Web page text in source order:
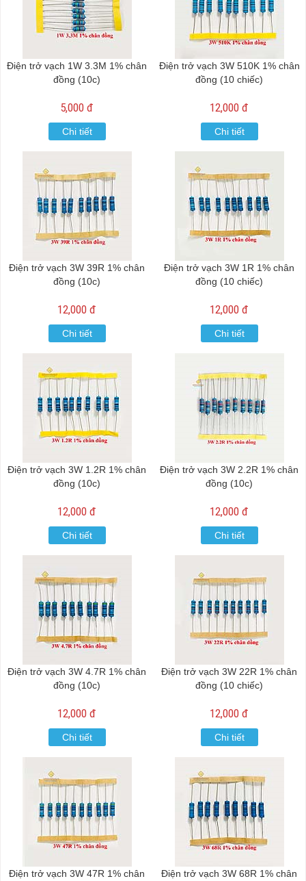
Điện trở vạch 1W 3.3M 1% chân
đồng (10c)
5,000 đ
Chi tiết
Điện trở vạch 3W 510K 1% chân
đồng (10 chiếc)
12,000 đ
Chi tiết
Điện trở vạch 3W 39R 1% chân
đồng (10c)
12,000 đ
Chi tiết
Điện trở vạch 3W 1R 1% chân
đồng (10 chiếc)
12,000 đ
Chi tiết
Điện trở vạch 3W 1.2R 1% chân
đồng (10c)
12,000 đ
Chi tiết
Điện trở vạch 3W 2.2R 1% chân
đồng (10c)
12,000 đ
Chi tiết
Điện trở vạch 3W 4.7R 1% chân
đồng (10c)
12,000 đ
Chi tiết
Điện trở vạch 3W 22R 1% chân
đồng (10 chiếc)
12,000 đ
Chi tiết
Điện trở vạch 3W 47R 1% chân
Điện trở vạch 3W 68R 1% chân